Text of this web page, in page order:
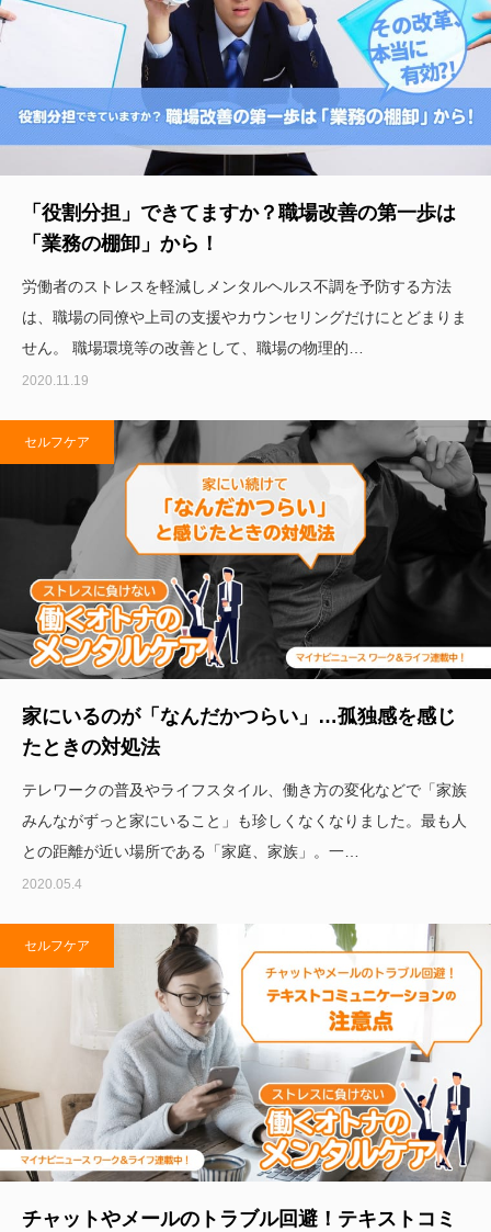
「役割分担」できてますか？職場改善の第一歩は
「業務の棚卸」から！
労働者のストレスを軽減しメンタルヘルス不調を予防する方法
は、職場の同僚や上司の支援やカウンセリングだけにとどまりま
せん。 職場環境等の改善として、職場の物理的…
2020.11.19
セルフケア
家にいるのが「なんだかつらい」…孤独感を感じ
たときの対処法
テレワークの普及やライフスタイル、働き方の変化などで「家族
みんながずっと家にいること」も珍しくなくなりました。最も人
との距離が近い場所である「家庭、家族」。一…
2020.05.4
セルフケア
チャットやメールのトラブル回避！テキストコミ